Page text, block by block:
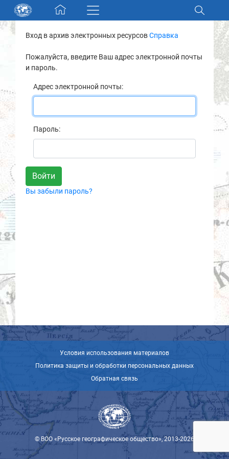
Skip navigation
Разделы и коллекции
Электронный каталог
Новости
О нас
Контакты
Партнеры
Вход в архив электронных ресурсовСправка
Пожалуйста, введите Ваш адрес электронной почты
и пароль.
Адрес электронной почты:
Пароль:
Вы забыли пароль?
Условия использования материалов
Политика защиты и обработки персональных данных
Обратная связь
© ВОО «Русское географическое общество», 2013-2026